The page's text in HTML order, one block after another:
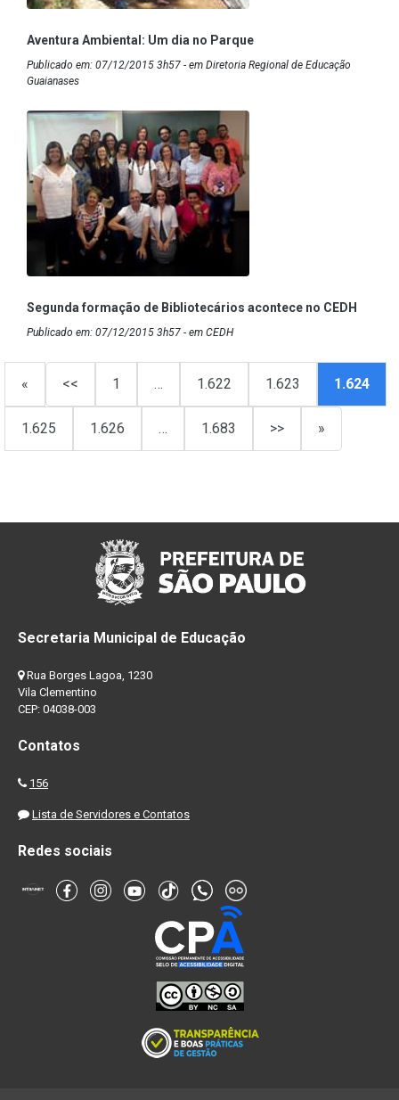
Aventura Ambiental: Um dia no Parque
Publicado em: 07/12/2015 3h57 - em Diretoria Regional de Educação
Guaianases
Segunda formação de Bibliotecários acontece no CEDH
Publicado em: 07/12/2015 3h57 - em CEDH
« << 1 … 1.622 1.623 1.624
1.625 1.626 … 1.683 >> »
Secretaria Municipal de Educação
Rua Borges Lagoa, 1230
Vila Clementino
CEP: 04038-003
Contatos
156
Lista de Servidores e Contatos
Redes sociais